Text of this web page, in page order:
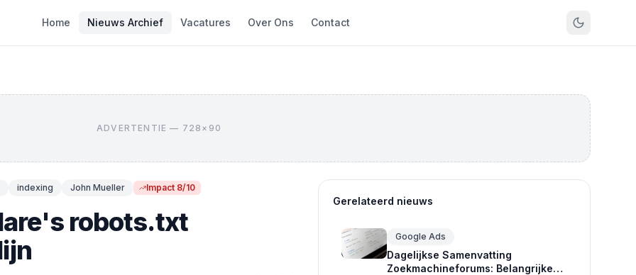
Home Nieuws Archief Vacatures Over Ons Contact
ADVERTENTIE — 728×90
indexing John Mueller Impact 8/10
robots.txt
Gerelateerd nieuws
Google Ads
Dagelijkse Samenvatting
Zoekmachineforums: Belangrijke